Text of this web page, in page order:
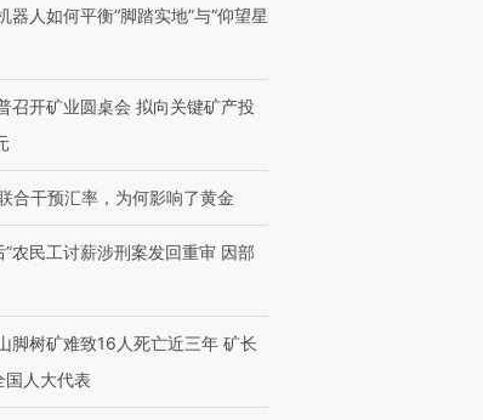
器人如何平衡“脚踏实地”与“仰望星
召开矿业圆桌会 拟向关键矿产投
合干预汇率，为何影响了黄金
”农民工讨薪涉刑案发回重审 因部
脚树矿难致16人死亡近三年 矿长
国人大代表